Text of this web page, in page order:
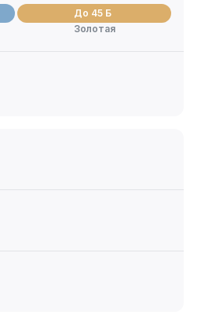
До 45 Б
Золотая